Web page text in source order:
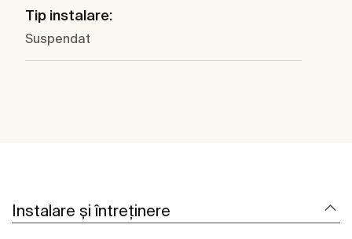
Tip instalare:
Suspendat
Instalare și întreținere